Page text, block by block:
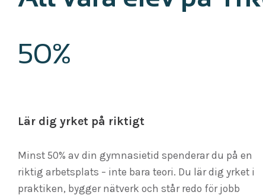
50%
Lär dig yrket på riktigt
Minst 50% av din gymnasietid spenderar du på en
riktig arbetsplats – inte bara teori. Du lär dig yrket i
praktiken, bygger nätverk och står redo för jobb